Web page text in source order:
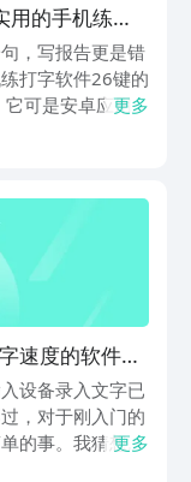
的手机练打
，写报告更是错
打字软件26键的
可是安卓应用
的应用，还有独
更多
速度的软件
设备录入文字已
，对于刚入门的
的事。我猜想，
件有哪些吧？别
更多